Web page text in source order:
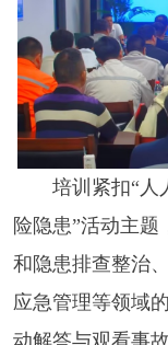
培训紧扣“
险隐患”活动主
和隐患排查整治
应急管理等领域
动解答与观看事